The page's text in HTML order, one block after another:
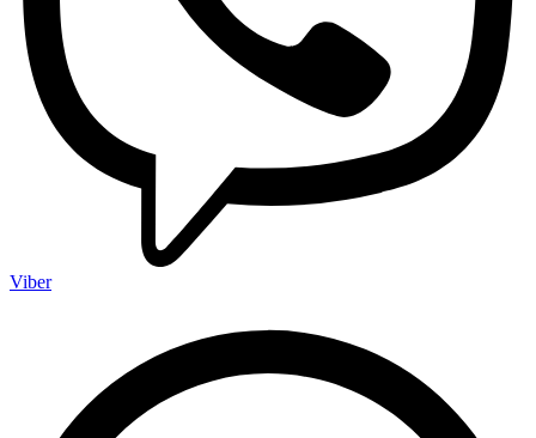
Viber